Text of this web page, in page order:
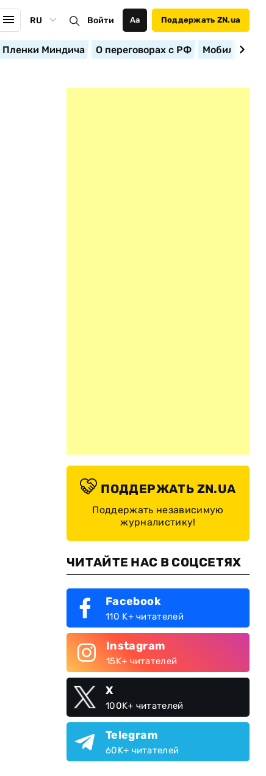
RU Войти Аа Поддержать ZN.ua
Пленки Миндича О переговорах с РФ
ПОДДЕРЖАТЬ ZN.UA
Поддержать независимую
журналистику!
ЧИТАЙТЕ НАС В СОЦСЕТЯХ
Facebook
110 K+ читателей
Instagram
15K+ читателей
X
100K+ читателей
Telegram
60K+ читателей